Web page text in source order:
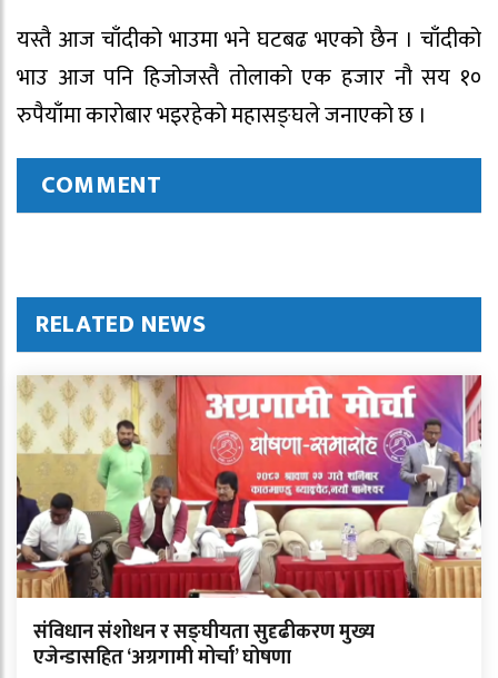
यस्तै आज चाँदीको भाउमा भने घटबढ भएको छैन । चाँदीको
भाउ आज पनि हिजोजस्तै ताेलाकाे एक हजार नौ सय १०
रुपैयाँमा काराेबार भइरहेकाे महासङ्घले जनाएको छ ।
COMMENT
RELATED NEWS
संविधान संशोधन र सङ्घीयता सुदृढीकरण मुख्य
एजेन्डासहित ‘अग्रगामी मोर्चा’ घोषणा